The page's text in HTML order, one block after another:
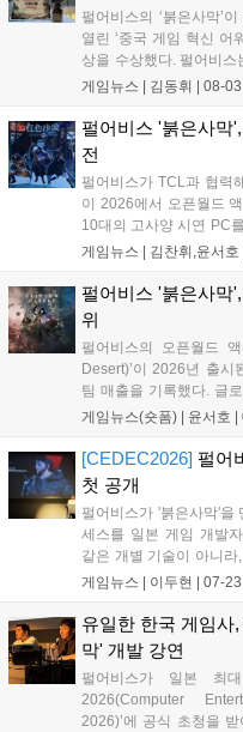
펄어비스의 ‘붉은사막’
열린 ‘중국 게임 혁신 어
상을 수상했다. 펄어비
력해 붉은사막의 전투와
은 독창성과 기술력을
의 입지를 공고히 했다....
게임뉴스 | 김동휘 08-03
펄어비스 '붉은사막
전
펄어비스가 TCL과 협력
이 2026에서 오픈월드
10대의 고사양 시연 PC
픈월드 탐험을 직접 체험
성도를 높인 붉은사막의
게임뉴스 | 김찬휘,윤서호
펄어비스 '붉은사막
위
펄어비스의 오픈월드
Desert)’이 2026년 출
팀 매출을 기록했다. 글
(Alinea Analytics)’가 최
렸다. 20...
게임뉴스(숏폼) | 윤서호
[CEDEC2026] 펄어
첫 공개
펄어비스가 '붉은사막'을
세스를 일본 게임 개발
같은 개별 기술이 아니
를 완주하기 위해 어떤
하마의 퍼시피코 요코하
게임뉴스 | 이두현 07-23
유일한 한국 게임사
막' 개발 강연
펄어비스가 일본 최
2026(Computer
2026)’에 공식 초청을